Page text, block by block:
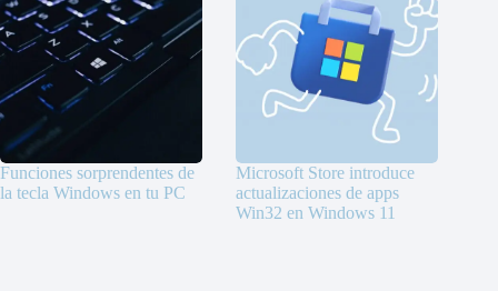
Funciones sorprendentes de
la tecla Windows en tu PC
Microsoft Store introduce
actualizaciones de apps
Win32 en Windows 11